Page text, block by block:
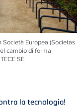
Europea (Societas
cambio di forma
TECESE.
la tecnologia!